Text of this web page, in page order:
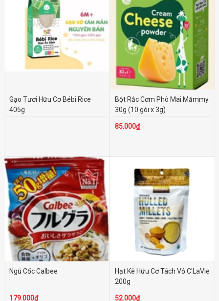
Trên 500.000₫
Gạo Tươi Hữu Cơ Bébi Rice
405g
Bột Rắc Cơm Phô Mai Mămmy
30g (10 gói x 3g)
85.000₫
Ngũ Cốc Calbee
179.000₫
Hạt Kê Hữu Cơ Tách Vỏ C'LaVie
200g
52.000₫